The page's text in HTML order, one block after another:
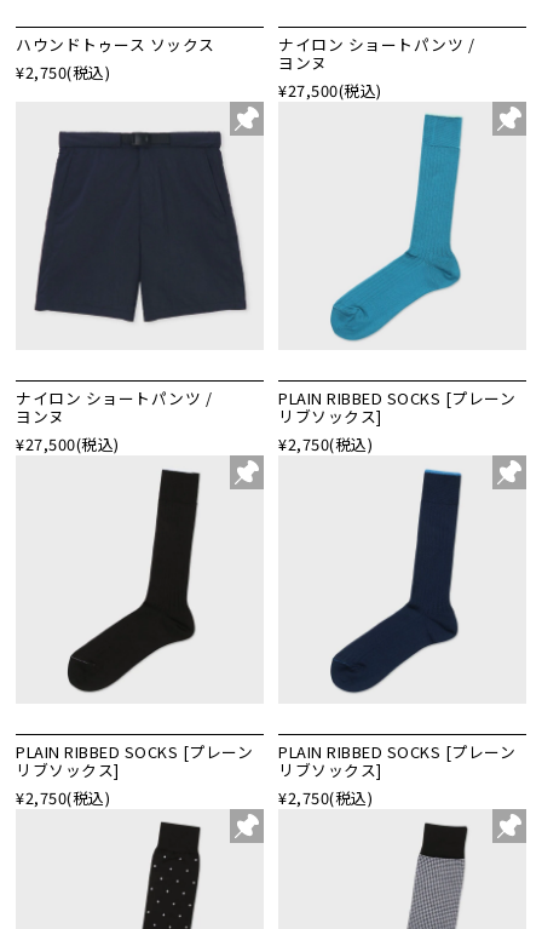
ハウンドトゥース ソックス
¥2,750(税込)
ナイロン ショートパンツ /
ヨンヌ
¥27,500(税込)
ナイロン ショートパンツ /
ヨンヌ
¥27,500(税込)
PLAIN RIBBED SOCKS [プレーン
リブソックス]
¥2,750(税込)
PLAIN RIBBED SOCKS [プレーン
リブソックス]
¥2,750(税込)
PLAIN RIBBED SOCKS [プレーン
リブソックス]
¥2,750(税込)